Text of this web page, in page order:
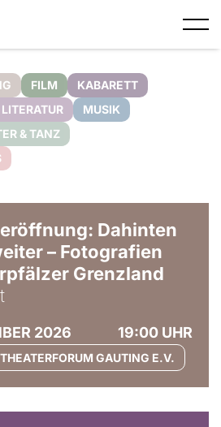
FILM
KABARETT
LITERATUR
MUSIK
& TANZ
Dahinten
– Fotografien
Grenzland
2026 19:00 UHR
THEATERFORUM GAUTING E.V.